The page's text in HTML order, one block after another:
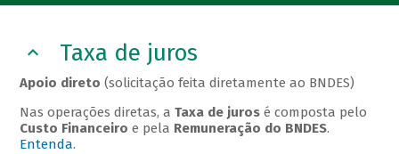
Taxa de juros
Apoio direto(solicitação feita diretamente ao BNDES)
Nas operações diretas, aTaxa de juros é composta pelo
Custo Financeiro e pela Remuneração do BNDES.
Entenda.